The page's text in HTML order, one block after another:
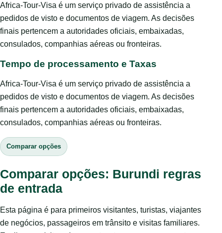
Africa-Tour-Visa é um serviço privado de assistência a
pedidos de visto e documentos de viagem. As decisões
finais pertencem a autoridades oficiais, embaixadas,
consulados, companhias aéreas ou fronteiras.
Tempo de processamento e Taxas
Africa-Tour-Visa é um serviço privado de assistência a
pedidos de visto e documentos de viagem. As decisões
finais pertencem a autoridades oficiais, embaixadas,
consulados, companhias aéreas ou fronteiras.
Comparar opções
Comparar opções: Burundi regras
de entrada
Esta página é para primeiros visitantes, turistas, viajantes
de negócios, passageiros em trânsito e visitas familiares.